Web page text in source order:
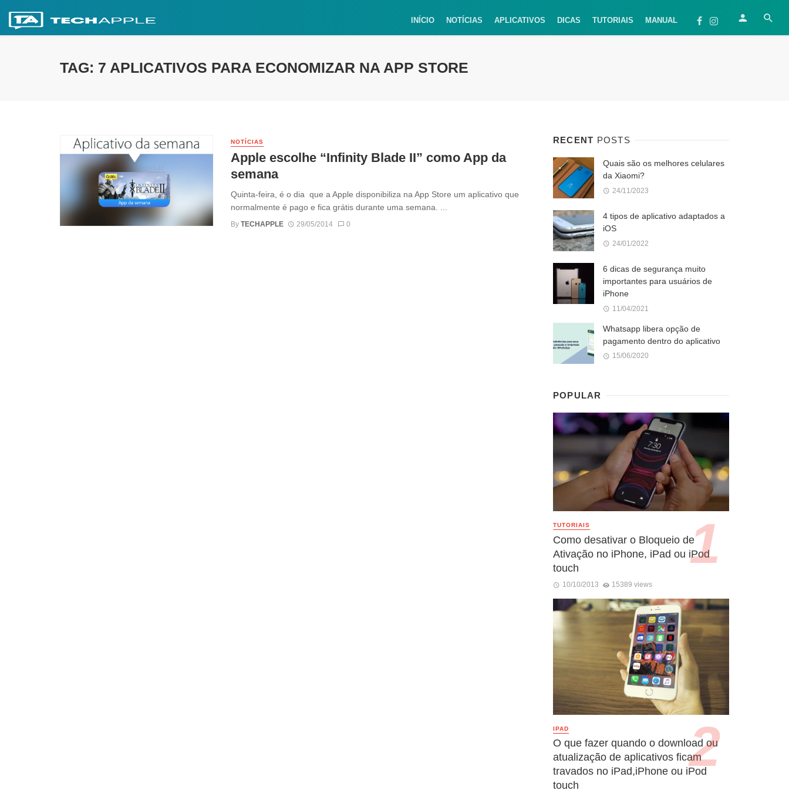
INÍCIO NOTÍCIAS APLICATIVOS DICAS TUTORIAIS MANUAL
TAG: 7 APLICATIVOS PARA ECONOMIZAR NA APP STORE
NOTÍCIAS
Apple escolhe “Infinity Blade II” como App da
semana
Quinta-feira, é o dia que a Apple disponibiliza na App Store um aplicativo que
normalmente é pago e fica grátis durante uma semana. ...
By TECHAPPLE 29/05/2014 0
RECENT POSTS
Quais são os melhores celulares
da Xiaomi?
24/11/2023
4 tipos de aplicativo adaptados a
iOS
24/01/2022
6 dicas de segurança muito
importantes para usuários de
iPhone
11/04/2021
Whatsapp libera opção de
pagamento dentro do aplicativo
15/06/2020
POPULAR
TUTORIAIS
Como desativar o Bloqueio de
Ativação no iPhone, iPad ou iPod
touch
10/10/2013 15389 views
IPAD
O que fazer quando o download ou
atualização de aplicativos ficam
travados no iPad,iPhone ou iPod
touch